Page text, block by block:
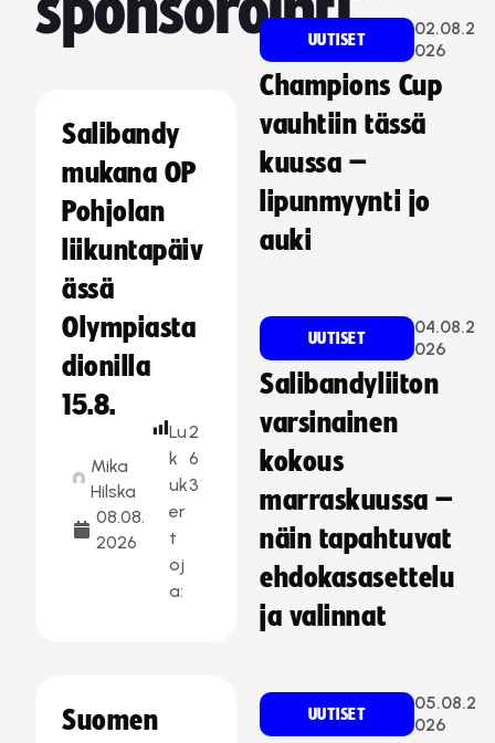
Salibandy
mukana OP
Pohjolan
liikuntapäiv
ässä
Olympiasta
dionilla
15.8.
Mika
Hilska
08.08.
2026
Lu
k
uk
er
t
oj
a:
2
6
3
Suomen
UUTISET
02.08.2
026
Champions Cup
vauhtiin tässä
kuussa –
lipunmyynti jo
auki
UUTISET
04.08.2
026
Salibandyliiton
varsinainen
kokous
marraskuussa –
näin tapahtuvat
ehdokasasettelu
ja valinnat
UUTISET
05.08.2
026